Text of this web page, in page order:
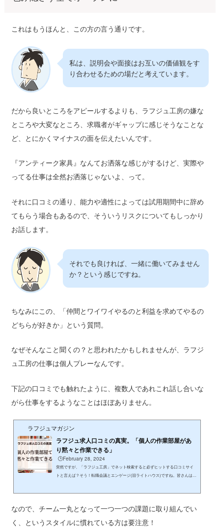
これはもうほんと、この方の言う通りです。
私は、説明会や面接はお互いの価値観をす
り合わせるための場だと考えています。
だから良いところをアピールするよりも、ラフジュ工房の嫌な
ところや大変なところ、求職者がギャップに感じそうなことな
ど、とにかくマイナスの面を伝えたいんです。
『アンティーク家具』なんてお洒落な感じがするけど、実際や
ってる仕事は全然お洒落じゃないよ、って。
それに口コミの通り、能力や適性によっては試用期間中に辞め
てもらう場合もあるので、そういうリスクについてもしっかり
お話します。
それでも良ければ、一緒に働いてみません
か？という感じですね。
ちなみにこの、「仲間とワイワイやるのと利益を求めてやるの
どちらが好きか」という質問。
なぜそんなこと聞くの？と思われたかもしれませんが、ラフジ
ュ工房の仕事は個人プレーなんです。
下記の口コミでも触れたように、複数人であれこれ話し合いな
がら仕事をするようなことはほぼありません。
ラフジュマガジン
ラフジュ求人口コミの真実。「個人の作業部屋があ
り黙々と作業できる」
🕒️February 28, 2024
突然ですが、「ラフジュ工房」でネット検索すると必ずヒットする口コミサイ
トと言えば？そう！転職会議とエンゲージ(旧ライトハウス)ですね。皆さんはき
ーたるわたしが思い切ってここに集めてみました。そして気になる口コミの真
頃在...
なので、チーム一丸となって一つ一つの課題に取り組んでい
く、というスタイルに慣れている方は要注意！